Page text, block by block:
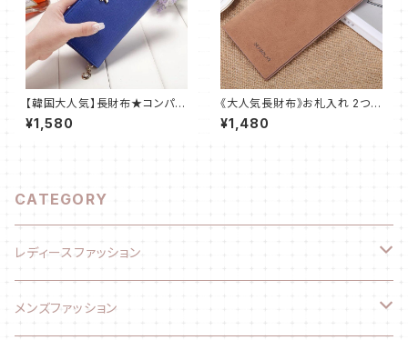
【韓国大人気】長財布★コンパク
ト★リボンが可愛い★レディー
ス★ブルー@
¥1,580
《大人気長財布》お札入れ 2つ折
り おしゃれ PUレザー メンズ ブ
ラウン@
¥1,480
CATEGORY
レディースファッション
ファッション小物
メンズファッション